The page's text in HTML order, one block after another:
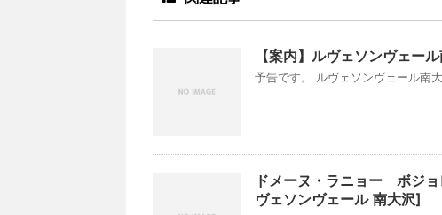
【案内】ルヴェソンヴェー
予告です。 ルヴェソンヴェール南
ドメーヌ・ラニョー ボジ
ヴェソンヴェール 南大沢]